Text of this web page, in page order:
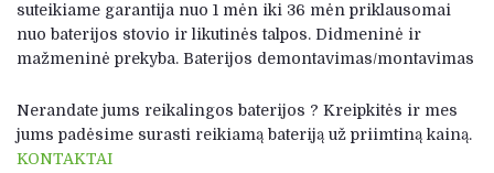
suteikiame garantija nuo 1 mėn iki 36 mėn priklausomai
nuo baterijos stovio ir likutinės talpos. Didmeninė ir
mažmeninė prekyba. Baterijos demontavimas/montavimas
Nerandate jums reikalingos baterijos ? Kreipkitės ir mes
jums padėsime surasti reikiamą bateriją už priimtiną kainą.
KONTAKTAI